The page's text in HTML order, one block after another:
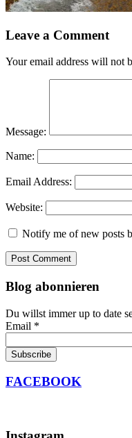
Leave a Comment
Your email address will not
Message:
Name:
Email Address:
Website:
Notify me of new posts
Blog abonnieren
Du willst immer up to date
Email *
FACEBOOK